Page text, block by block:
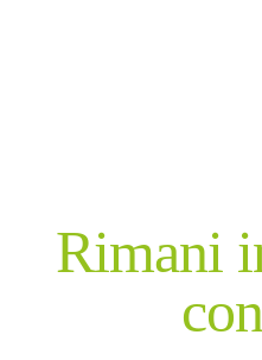
Rimani